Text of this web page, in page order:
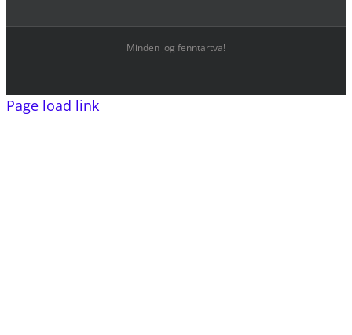
Minden jog fenntartva!
Page load link